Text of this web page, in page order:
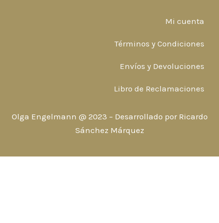
Mi cuenta
Términos y Condiciones
Envíos y Devoluciones
Libro de Reclamaciones
Olga Engelmann @ 2023 – Desarrollado por Ricardo
Sánchez Márquez